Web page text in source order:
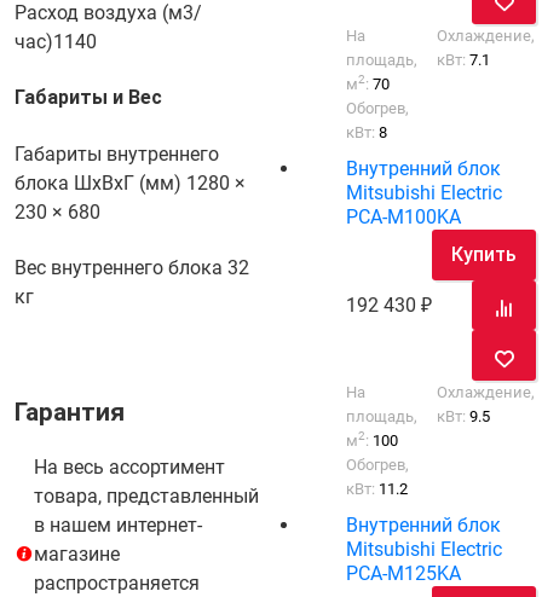
Расход воздуха (м3/
час)1140
Габариты и Вес
Габариты внутреннего
блока ШхВхГ (мм) 1280 ×
230 × 680
Вес внутреннего блока 32
кг
Гарантия
На весь ассортимент
товара, представленный
в нашем интернет-
магазине
распространяется
На
площадь,
м2:70
Охлаждение,
кВт:7.1
Обогрев,
кВт:8
Внутренний блок
Mitsubishi Electric
PCA-M100KA
192 430
Купить
На
площадь,
м2: 100
Охлаждение,
кВт:9.5
Обогрев,
кВт: 11.2
Внутренний блок
Mitsubishi Electric
PCA-M125KA